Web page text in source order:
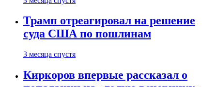
Трамп отреагировал на решение
суда США по пошлинам
3 месяца спустя
Киркоров впервые рассказал о